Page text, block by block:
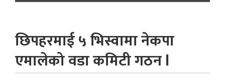
छिपहरमाई ५ भिस्वामा नेकपा
एमालेको वडा कमिटी गठन l